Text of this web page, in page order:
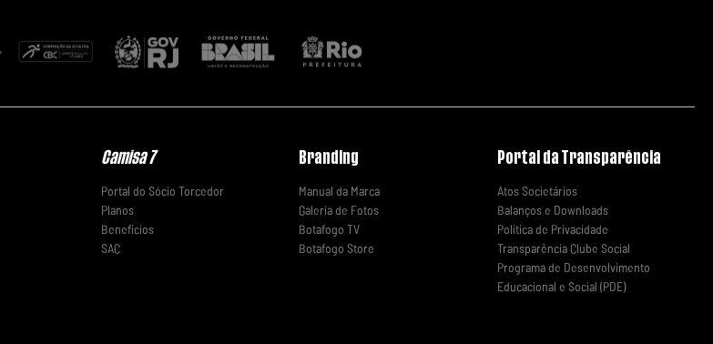
Camisa 7
Portal do Sócio Torcedor
Planos
Benefícios
SAC
Branding
Manual da Marca
Galeria de Fotos
Botafogo TV
Botafogo Store
Portal da Transparência
Atos Societários
Balanços e Downloads
Política de Privacidade
Transparência Clube Social
Programa de Desenvolvimento
Educacional e Social (PDE)